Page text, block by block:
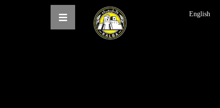
English